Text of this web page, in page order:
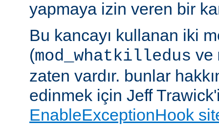
yapmaya izin veren bir
Bu kancayı kullanan iki
(mod_whatkilledus ve
zaten vardır. bunlar
edinmek için Jeff
EnableExceptionHook